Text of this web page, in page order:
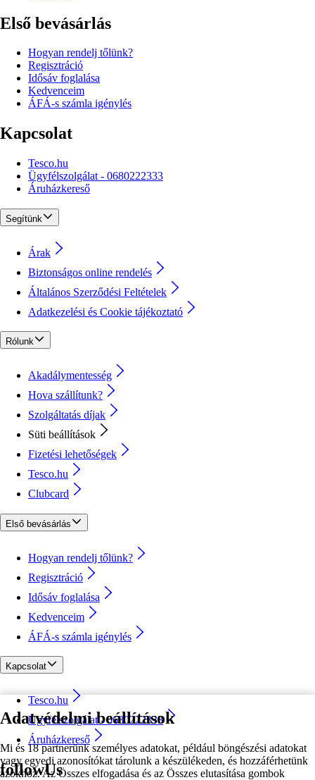
Adatvédelmi beállítások
Mi és 18 partnerünk személyes adatokat, például böngészési adatokat
vagy egyedi azonosítókat tárolunk a készülékeden, és hozzáférhetünk
azokhoz. Az Összes elfogadása és az Összes elutasítása gombok
Első bevásárlás
Hogyan rendelj tőlünk?
Regisztráció
Idősáv foglalása
Kedvenceim
ÁFÁ-s számla igénylés
Kapcsolat
Tesco.hu
Ügyfélszolgálat - 0680222333
Áruházkereső
Segítünk
Árak
Biztonságos online rendelés
Általános Szerződési Feltételek
Adatkezelési és Cookie tájékoztató
Rólunk
Akadálymentesség
Hova szállítunk?
Szolgáltatás díjak
Süti beállítások
Fizetési lehetőségek
Tesco.hu
Clubcard
Első bevásárlás
Hogyan rendelj tőlünk?
Regisztráció
Idősáv foglalása
Kedvenceim
ÁFÁ-s számla igénylés
Kapcsolat
Tesco.hu
Ügyfélszolgálat - 0680222333
Áruházkereső
followUs